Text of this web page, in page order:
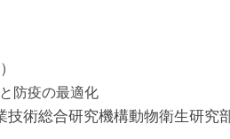
防疫の最適化
術総合研究機構動物衛生研究